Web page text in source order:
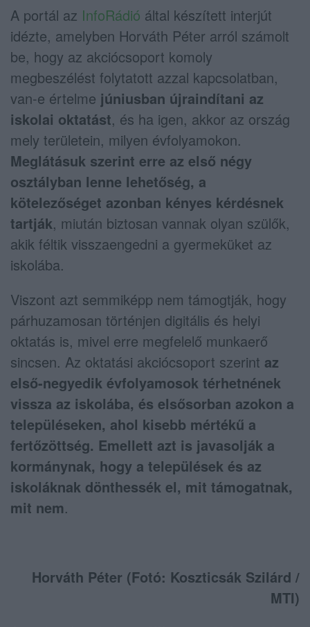
A portál az InfoRádió által készített interjút
idézte, amelyben Horváth Péter arról számolt
be, hogy az akciócsoport komoly
megbeszélést folytatott azzal kapcsolatban,
van-e értelme júniusban újraindítani az
iskolai oktatást, és ha igen, akkor az ország
mely területein, milyen évfolyamokon.
Meglátásuk szerint erre az első négy
osztályban lenne lehetőség, a
kötelezőséget azonban kényes kérdésnek
tartják, miután biztosan vannak olyan szülők,
akik féltik visszaengedni a gyermeküket az
iskolába.
Viszont azt semmiképp nem támogtják, hogy
párhuzamosan történjen digitális és helyi
oktatás is, mivel erre megfelelő munkaerő
sincsen. Az oktatási akciócsoport szerint az
első-negyedik évfolyamosok térhetnének
vissza az iskolába, és elsősorban azokon a
településeken, ahol kisebb mértékű a
fertőzöttség. Emellett azt is javasolják a
kormánynak, hogy a települések és az
iskoláknak dönthessék el, mit támogatnak,
mit nem.
Horváth Péter (Fotó: Koszticsák Szilárd /
MTI)